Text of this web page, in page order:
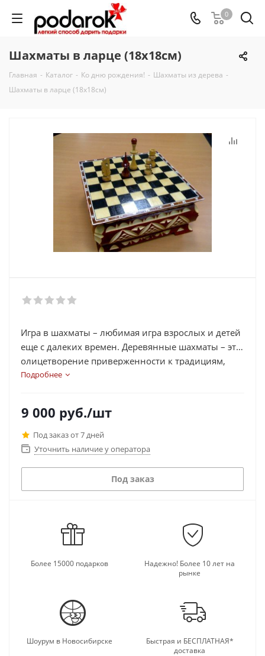
0
Шахматы в ларце (18х18см)
Главная - Каталог - Ко дню рождения! - Шахматы из дерева -
Шахматы в ларце (18х18см)
Игра в шахматы – любимая игра взрослых и детей
еще с далеких времен. Деревянные шахматы – это
олицетворение приверженности к традициям,
неувядающая классика. Мы все с детства помним
весь мир. Шахматы – это и увлечение, и досуг, и
спорт!
Подробнее
9 000 руб./шт
Под заказ от 7 дней
Уточнить наличие у оператора
Под заказ
Более 15000 подарков
Надежно! Более 10 лет на
рынке
Шоурум в Новосибирске
Быстрая и БЕСПЛАТНАЯ*
доставка